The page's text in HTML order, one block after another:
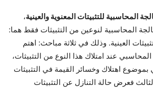
المحاسبية للتثبيتات المعنوية والعينية،
المحاسبية لنوعين من التثبيثات فقط هما:
العينية. وذلك في ثلاثة مباحث: اهتم
عند امتلاك هذا النوع من التثبيثات،
اهتلاك وخسائر القيمة في التثبيثات
فعرض حالة التنازل عن التثبيثات